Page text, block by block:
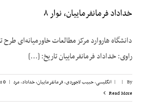
خداداد فرمانفرماییان، نوار ۸
دانشگاه هاروارد مرکز مطالعات خاورمیانه‌ای طرح
راوی: خداداد فرمانفرماییان تاریخ: [...]
By
|
| انگلیسی,حبیب لاجوردی,فرمانفرماییان، خداداد,مرد |
0 Comments
Read More